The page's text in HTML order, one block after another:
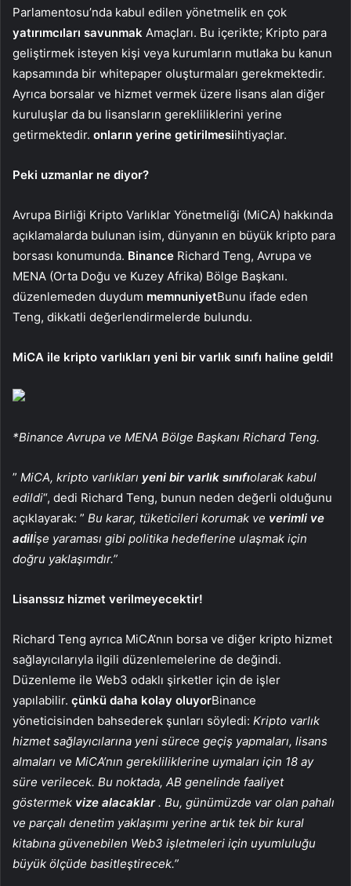
Parlamentosu’nda kabul edilen yönetmelik en çok
yatırımcıları savunmak Amaçları. Bu içerikte; Kripto para
geliştirmek isteyen kişi veya kurumların mutlaka bu kanun
kapsamında bir whitepaper oluşturmaları gerekmektedir.
Ayrıca borsalar ve hizmet vermek üzere lisans alan diğer
kuruluşlar da bu lisansların gerekliliklerini yerine
getirmektedir. onların yerine getirilmesiihtiyaçlar.
Peki uzmanlar ne diyor?
Avrupa Birliği Kripto Varlıklar Yönetmeliği (MiCA) hakkında
açıklamalarda bulunan isim, dünyanın en büyük kripto para
borsası konumunda. Binance Richard Teng, Avrupa ve
MENA (Orta Doğu ve Kuzey Afrika) Bölge Başkanı.
düzenlemeden duydum memnuniyetBunu ifade eden
Teng, dikkatli değerlendirmelerde bulundu.
MiCA ile kripto varlıkları yeni bir varlık sınıfı haline geldi!
*Binance Avrupa ve MENA Bölge Başkanı Richard Teng.
” MiCA, kripto varlıkları yeni bir varlık sınıfıolarak kabul
edildi“, dedi Richard Teng, bunun neden değerli olduğunu
açıklayarak: ” Bu karar, tüketicileri korumak ve verimli ve
adilİşe yaraması gibi politika hedeflerine ulaşmak için
doğru yaklaşımdır.”
Lisanssız hizmet verilmeyecektir!
Richard Teng ayrıca MiCA’nın borsa ve diğer kripto hizmet
sağlayıcılarıyla ilgili düzenlemelerine de değindi.
Düzenleme ile Web3 odaklı şirketler için de işler
yapılabilir. çünkü daha kolay oluyorBinance
yöneticisinden bahsederek şunları söyledi: Kripto varlık
hizmet sağlayıcılarına yeni sürece geçiş yapmaları, lisans
almaları ve MiCA’nın gerekliliklerine uymaları için 18 ay
süre verilecek. Bu noktada, AB genelinde faaliyet
göstermek vize alacaklar. Bu, günümüzde var olan pahalı
ve parçalı denetim yaklaşımı yerine artık tek bir kural
kitabına güvenebilen Web3 işletmeleri için uyumluluğu
büyük ölçüde basitleştirecek.”